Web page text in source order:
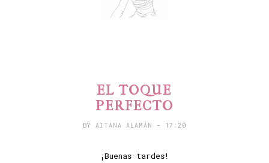
EL TOQUE
PERFECTO
BY AITANA ALAMÁN - 17:20
¡Buenas tardes!